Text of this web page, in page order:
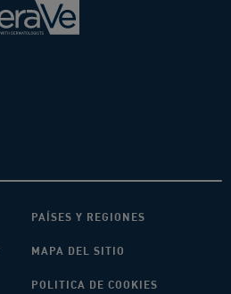
PAÍSES Y REGIONES
MAPA DEL SITIO
POLITICA DE COOKIES